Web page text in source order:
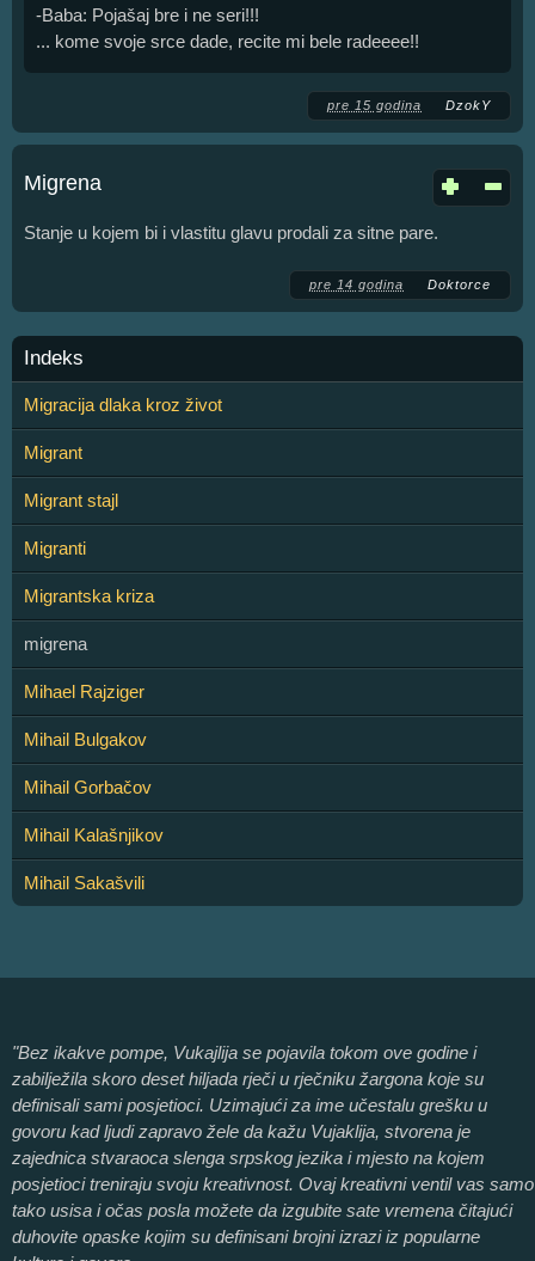
-Baba: Pojašaj bre i ne seri!!!
... kome svoje srce dade, recite mi bele radeeee!!
pre 15 godina DzokY
Migrena
Stanje u kojem bi i vlastitu glavu prodali za sitne pare.
pre 14 godina Doktorce
Indeks
Migracija dlaka kroz život
Migrant
Migrant stajl
Migranti
Migrantska kriza
migrena
Mihael Rajziger
Mihail Bulgakov
Mihail Gorbačov
Mihail Kalašnjikov
Mihail Sakašvili
"Bez ikakve pompe, Vukajlija se pojavila tokom ove godine i
zabilježila skoro deset hiljada rječi u rječniku žargona koje su
definisali sami posjetioci. Uzimajući za ime učestalu grešku u
govoru kad ljudi zapravo žele da kažu Vujaklija, stvorena je
zajednica stvaraoca slenga srpskog jezika i mjesto na kojem
posjetioci treniraju svoju kreativnost. Ovaj kreativni ventil vas samo
tako usisa i očas posla možete da izgubite sate vremena čitajući
duhovite opaske kojim su definisani brojni izrazi iz popularne